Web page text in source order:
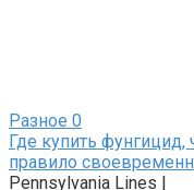
Разное 0
Где купить фунгицид,
правило
Pennsylvania Lines |